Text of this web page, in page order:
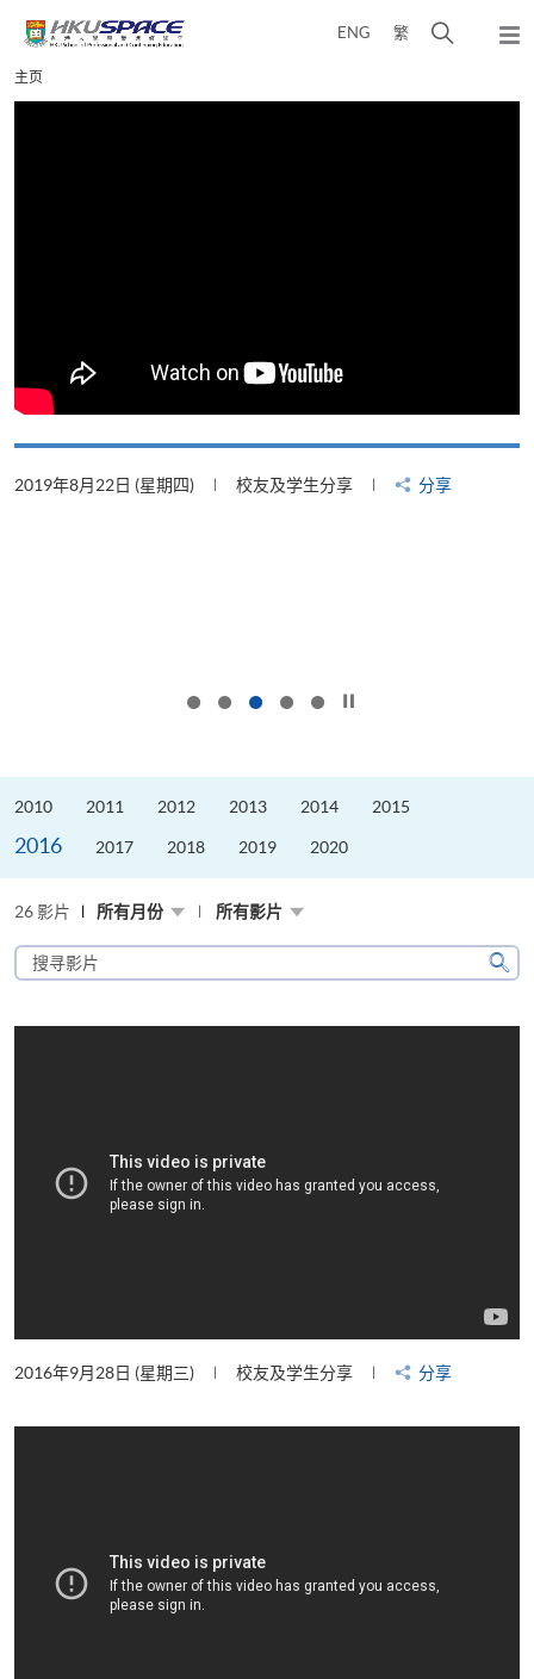
content
ENG 繁
弹
Main
content
主页
2019年8月22日 (星期四) 校友及学生分享 分享
2010 2011 2012 2013 2014 2015
2016 2017 2018 2019 2020
26 影片 所有月份 所有影片
搜
寻
片
搜
2016年9月28日 (星期三) 校友及学生分享 分享